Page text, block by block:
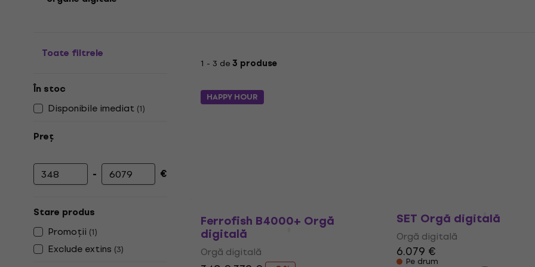
Toate filtrele
În stoc
Disponibile imediat (1)
Preț
Prețul minim
- Prețul maxim€
Stare produs
Promoții (1)
Exclude extins (3)
1 - 3 de3 produse
HAPPY HOUR
Ferrofish B4000+ Orgă
digitală
Orgă digitală
SET Orgă digitală
Orgă digitală
6.079 €
Pe drum